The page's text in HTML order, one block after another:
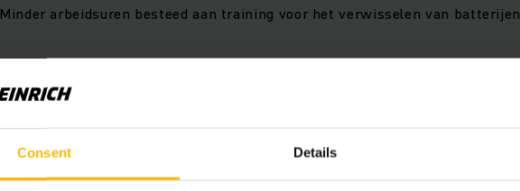
Consent Details
Minder arbeidsuren besteed aan training voor het verwisselen van batterijen
Overzicht project